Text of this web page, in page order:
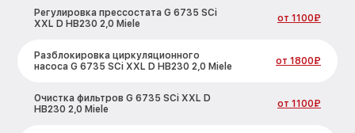
Регулировка прессостата G 6735 SCi
XXL D HB230 2,0 Miele
от 1100₽
Разблокировка циркуляционного
насоса G 6735 SCi XXL D HB230 2,0 Miele
от 1800₽
Очистка фильтров G 6735 SCi XXL D
HB230 2,0 Miele
от 1100₽